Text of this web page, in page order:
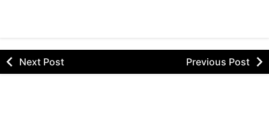
Next Post Previous Post